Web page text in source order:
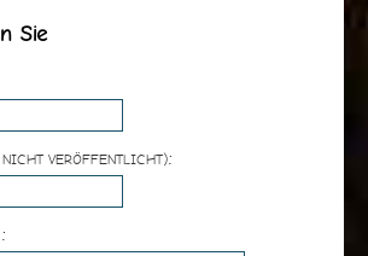
Sie
VERÖFFENTLICHT):